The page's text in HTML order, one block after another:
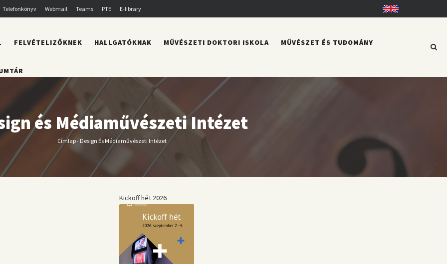
Telefonkönyv Webmail Teams PTE E-library English
FELVÉTELIZŐKNEK HALLGATÓKNAK MŰVÉSZETI DOKTORI ISKOLA MŰVÉSZET ÉS TUDOMÁNY
és Médiaművészeti Intézet
Morzsa
Címlap-Design És Médiaművészeti Intézet
Kickoff hét 2026